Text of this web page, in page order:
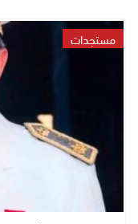
مستجدات